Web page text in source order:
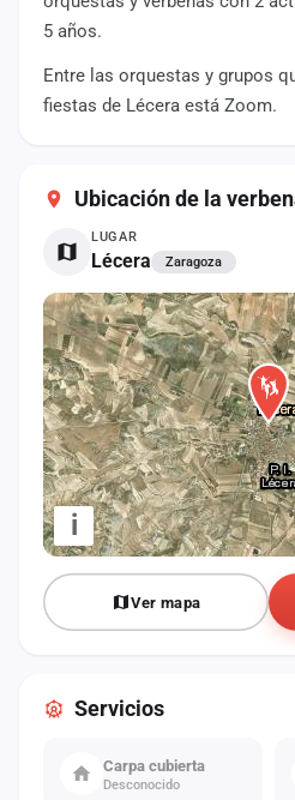
5 años.
Entre las orquestas y grupos
fiestas de Lécera está Zoom.
Ubicación de la
LUGAR
Lécera Zaragoza
i
Ver mapa
Servicios
Carpa cubierta
Desconocido
Anuncios
Iniciar
sesión
Administración
Contacto